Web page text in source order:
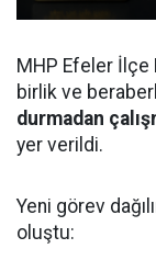
MHP Efeler İlçe
birlik ve
durmadan
yer verildi.
Yeni görev
oluştu: